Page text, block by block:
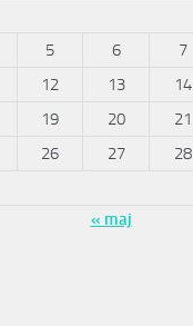
5 6 7
12 13 14
19 20 21
26 27 28
« maj